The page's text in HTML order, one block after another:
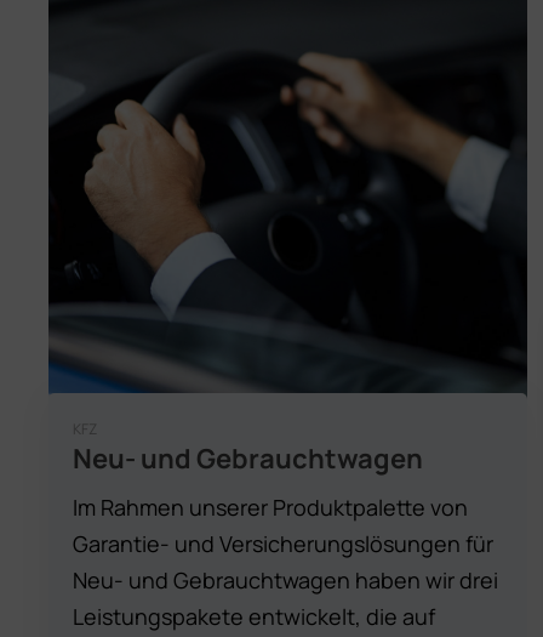
KFZ
Neu- und Gebrauchtwagen
Im Rahmen unserer Produktpalette von
Garantie- und Versicherungslösungen für
Neu- und Gebrauchtwagen haben wir drei
Leistungspakete entwickelt, die auf